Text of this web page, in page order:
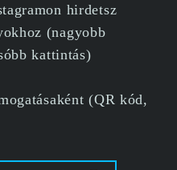
hirdetsz
(nagyobb
kattintás)
(QR kód,